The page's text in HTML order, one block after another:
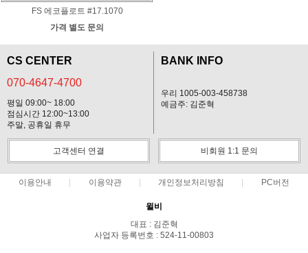
FS 에코플로트 #17.1070
가격 별도 문의
CS CENTER
070-4647-4700
평일 09:00~ 18:00
점심시간 12:00~13:00
주말, 공휴일 휴무
BANK INFO
우리 1005-003-458738
예금주: 김준혁
고객센터 연결 비회원 1:1 문의
이용안내 이용약관 개인정보처리방침 PC버전
윌비
대표 : 김준혁
사업자 등록번호 : 524-11-00803